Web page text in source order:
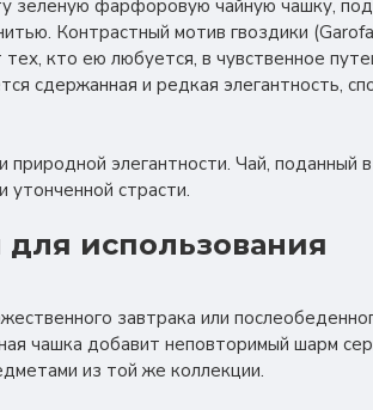
зеленую фарфоровую чайную чашку,
Контрастный мотив гвоздики
кто ею любуется, в чувственное
сдержанная и редкая элегантность,
элегантности. Чай, поданный
утонченной страсти.
использования
завтрака или
чашка добавит неповторимый шарм
из той же коллекции.